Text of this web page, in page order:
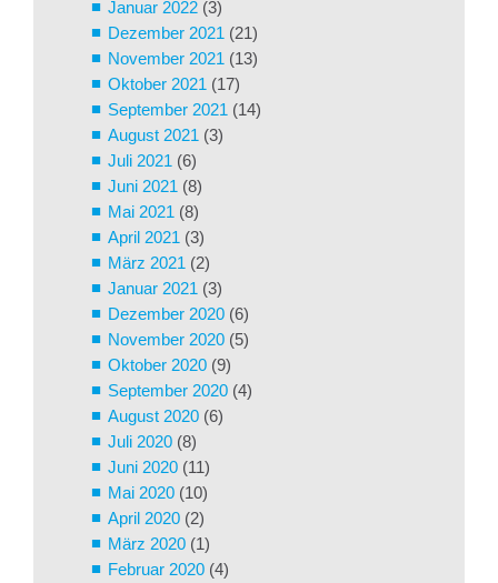
Januar 2022 (3)
Dezember 2021 (21)
November 2021 (13)
Oktober 2021 (17)
September 2021 (14)
August 2021 (3)
Juli 2021 (6)
Juni 2021 (8)
Mai 2021 (8)
April 2021 (3)
März 2021 (2)
Januar 2021 (3)
Dezember 2020 (6)
November 2020 (5)
Oktober 2020 (9)
September 2020 (4)
August 2020 (6)
Juli 2020 (8)
Juni 2020 (11)
Mai 2020 (10)
April 2020 (2)
März 2020 (1)
Februar 2020 (4)